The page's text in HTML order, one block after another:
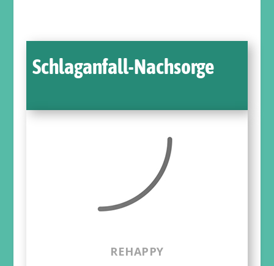
Schlaganfall-Nachsorge
REHAPPY